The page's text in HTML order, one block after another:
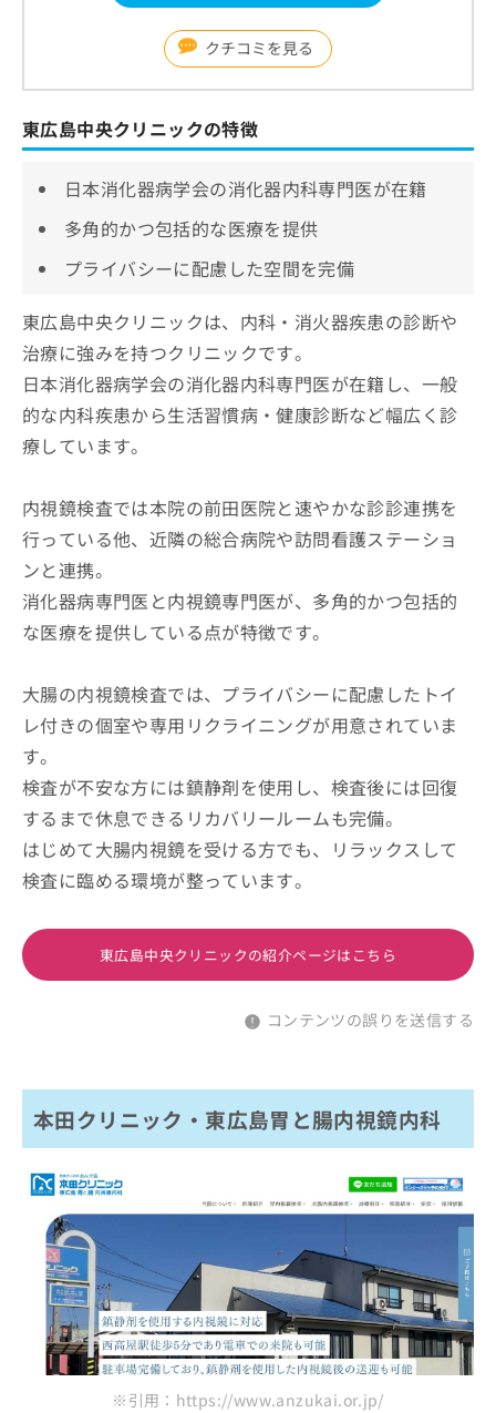
クチコミを見る
東広島中央クリニックの特徴
日本消化器病学会の消化器内科専門医が在籍
多角的かつ包括的な医療を提供
プライバシーに配慮した空間を完備
東広島中央クリニックは、内科・消火器疾患の診断や
治療に強みを持つクリニックです。
日本消化器病学会の消化器内科専門医が在籍し、一般
的な内科疾患から生活習慣病・健康診断など幅広く診
療しています。
内視鏡検査では本院の前田医院と速やかな診診連携を
行っている他、近隣の総合病院や訪問看護ステーショ
ンと連携。
消化器病専門医と内視鏡専門医が、多角的かつ包括的
な医療を提供している点が特徴です。
大腸の内視鏡検査では、プライバシーに配慮したトイ
レ付きの個室や専用リクライニングが用意されていま
す。
検査が不安な方には鎮静剤を使用し、検査後には回復
するまで休息できるリカバリールームも完備。
はじめて大腸内視鏡を受ける方でも、リラックスして
検査に臨める環境が整っています。
東広島中央クリニックの紹介ページはこちら
コンテンツの誤りを送信する
本田クリニック・東広島胃と腸内視鏡内科
※引用：https://www.anzukai.or.jp/